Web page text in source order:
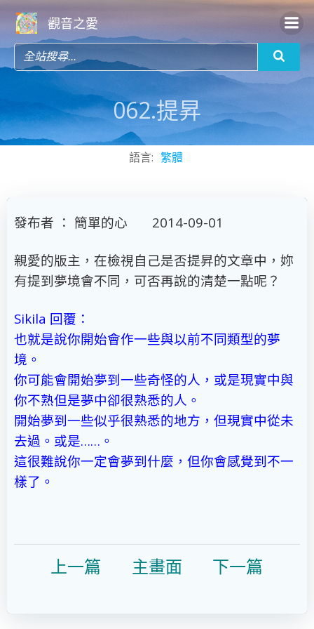
content
觀音之愛
062.提昇
語言: 繁體
發布者 ： 簡單的心 2014-09-01
親愛的版主，在檢視自己是否提昇的文章中，妳
有提到夢境會不同，可否再說的清楚一點呢？
Sikila 回覆：
也就是說你開始會作一些與以前不同類型的夢
境。
你可能會開始夢到一些奇怪的人，或是現實中與
你不熟但是夢中卻很熟悉的人。
開始夢到一些似乎很熟悉的地方，但現實中從未
去過。或是……。
這很難說你一定會夢到什麼，但你會感覺到不一
樣了。
上一篇 主畫面 下一篇